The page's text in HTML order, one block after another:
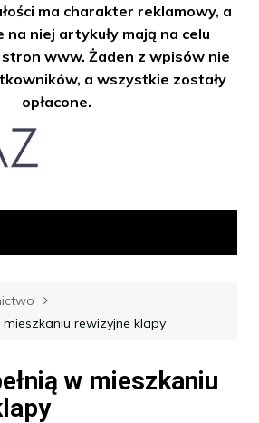
ma charakter reklamowy, a
na niej artykuły mają na celu
www. Żaden z wpisów nie
a wszystkie zostały
opłacone.
mieszkaniu rewizyjne klapy
w mieszkaniu